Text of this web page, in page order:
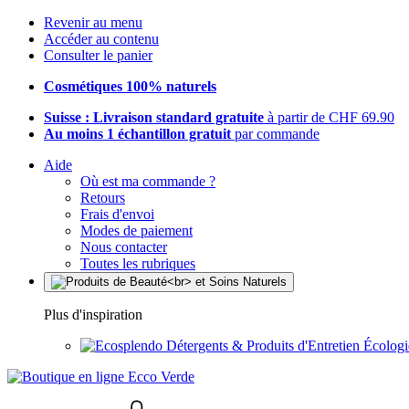
Revenir au menu
Accéder au contenu
Consulter le panier
Cosmétiques 100% naturels
Suisse : Livraison standard gratuite à partir de CHF 69.90
Au moins 1 échantillon gratuit par commande
Aide
Où est ma commande ?
Retours
Frais d'envoi
Modes de paiement
Nous contacter
Toutes les rubriques
Plus d'inspiration
Détergents & Produits d'Entretien